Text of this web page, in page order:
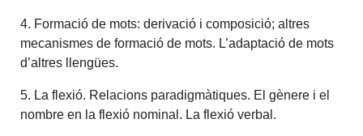
4. Formació de mots: derivació i composició; altres
mecanismes de formació de mots. L’adaptació de mots
d’altres llengües.
5. La flexió. Relacions paradigmàtiques. El gènere i el
nombre en la flexió nominal. La flexió verbal.